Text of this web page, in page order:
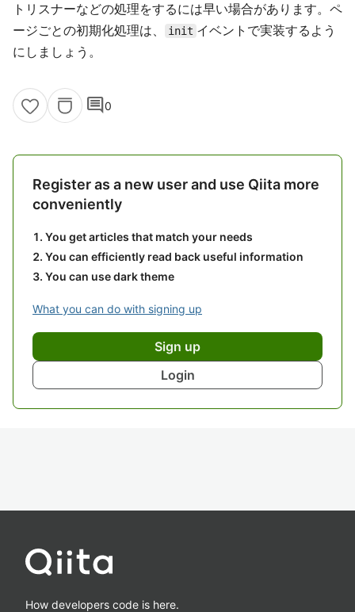
トリスナーなどの処理をするには早い場合があります。ペ
ージごとの初期化処理は、
init イベントで実装するよう
にしましょう。
comment0
Register as a new user and use Qiita more
conveniently
You get articles that match your needs
You can efficiently read back useful information
You can use dark theme
What you can do with signing up
Sign up
Login
How developers code is here.